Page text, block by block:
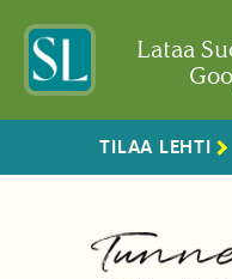
Lataa
TILAA LEHTI